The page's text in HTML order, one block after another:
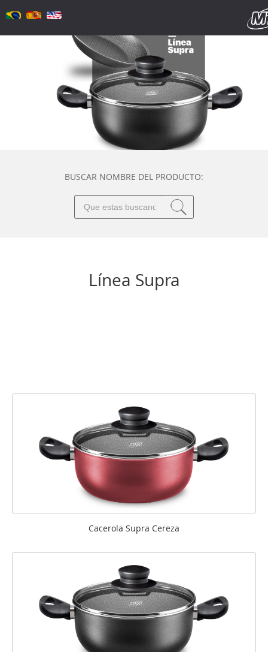
BUSCAR NOMBRE DEL PRODUCTO:
Línea Supra
Cacerola Supra Cereza